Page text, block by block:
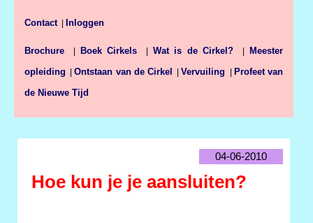
Contact| Inloggen
Brochure Boek Cirkels Wat is de Cirkel?
Meester
opleiding |Ontstaan van de Cirkel |Vervuiling
Profeet van
de Nieuwe Tijd
04-06-2010
Hoe kun je je aansluiten?